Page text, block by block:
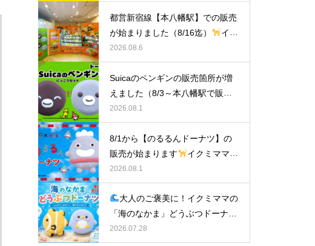
都営新宿線【本八幡駅】での販売
が始まりました（8/16迄）
イク
ミママのどうぶつドーナツ
2026.08.6
Suicaのペンギンの販売箇所が増
えました（8/3～本八幡駅で販
売）
イクミママのどうぶつドー
ナツ
2026.08.1
8/1から【のるるんドーナツ】の
販売が始まります
イクミママの
どうぶつドーナツ
2026.08.1
大人のご褒美に！イクミママの
「海のなかま」どうぶつドーナツ
が元住吉に登場
2026.07.28